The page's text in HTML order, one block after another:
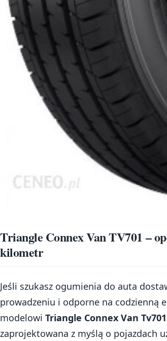
Triangle Connex Van TV701 –
kilometr
Jeśli szukasz ogumienia do auta
prowadzeniu i odporne na codzienną
modelowi Triangle Connex Van
zaprojektowana z myślą o pojazdach